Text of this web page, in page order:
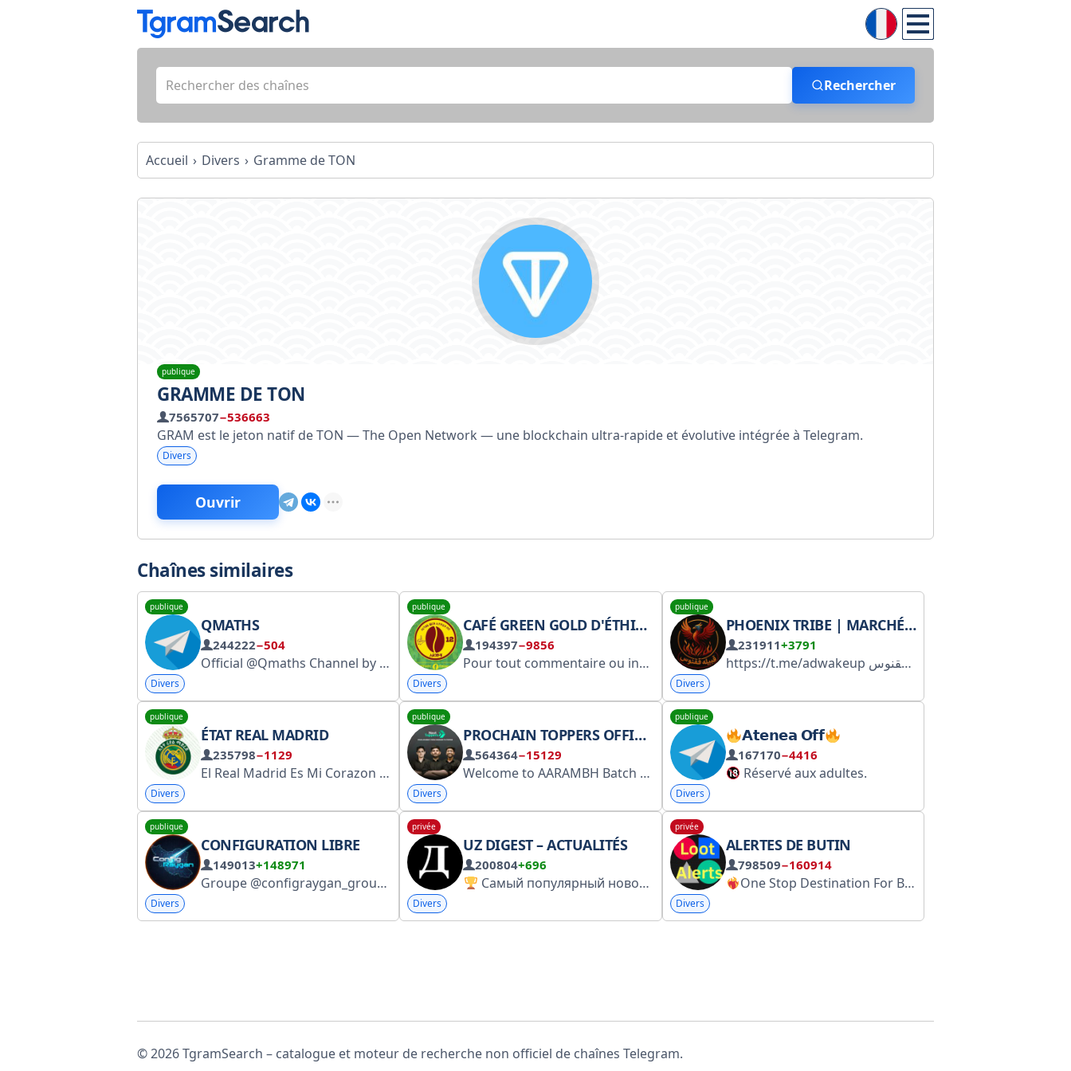
Rechercher
Accueil Divers Gramme de TON
publique
GRAMME DE TON
7565707−536663
GRAM est le jeton natif de TON — The Open Network — une blockchain ultra-rapide et évolutive intégrée à Telegram.
Divers
Ouvrir
Chaînes similaires
publique
QMATHS
244222−504
Official @Qmaths Channel by Nikhil Gupta Sir.. Also join @BlackbookChannel for Blackbook Updates..!!
Divers
publique
CAFÉ GREEN GOLD D'ÉTHIOPIE - LES PRODUCTEURS
194397−9856
Pour tout commentaire ou information ➲ @UTD14 ➲ @Bunnacoffee12. Ceci est la chaîne du grand club Ethiopia Coffee, où se reflètent les émotions, la foi, le courage, l'amour et la détermination. Cette chaîne vous apportera rapidement des informations 24h/24 sur notre cher club Ethiopia Coffee. Groupe de discussion ➲ @BunnaFC
Divers
publique
PHOENIX TRIBE | MARCHÉS FINANCIERS DE ZÉRO À CENT
231911+3791
Divers
publique
ÉTAT REAL MADRID
235798−1129
El Real Madrid Es Mi Corazon ይህ በኢትዮጵያ የመጀመሪያዉ እና ትልቁ የሪያል ማድሪድ የቴሌግራም ቻናል ነው። ስለ ሪያል ማድሪድ አዳዲስና ትኩስ መረጃዎች የዝውውር
Divers
publique
PROCHAIN TOPPERS OFFICIEL
564364−15129
Welcome to AARAMBH Batch
Divers
publique
𝗔𝘁𝗲𝗻𝗲𝗮 𝗢𝗳𝗳
167170−4416
Réservé aux adultes.
Photos de femmes et d’hommes nus, pornographie ou autres contenus pour adultes.
Divers
publique
CONFIGURATION LIBRE
149013+148971
Groupe @configraygan_group Administrateur @configrayganadmin
Divers
privée
UZ DIGEST – ACTUALITÉS
200804+696
Самый популярный новостной канал Узбекистана на русском языке.
Divers
privée
ALERTES DE BUTIN
798509−160914
One Stop Destination For Best Online Shopping Deals & Offer. Coupon, Tricks & Freebies.
Divers
© 2026 TgramSearch – catalogue et moteur de recherche non officiel de chaînes Telegram.